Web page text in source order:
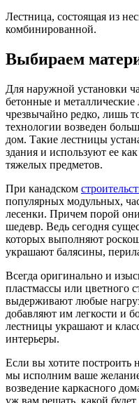
Лестница, состоящая из
комбинированной.
Выбираем
Для наружной установки
бетонные и
чрезвычайно редко, лишь
технологии возведен
дом. Такие лестницы
здания и используют ее
тяжелых предметов.
При канадском
популярных модульных,
лесенки. Причем порой
шедевр. Ведь сегодня
которых выполняют
украшают балясины,
Всегда оригинально и
пластмассы или цветного
выдерживают любые
добавляют им легкости и
лестницы украшают и
интерьеры.
Если вы хотите
мы исполним ваше
возведение каркасного